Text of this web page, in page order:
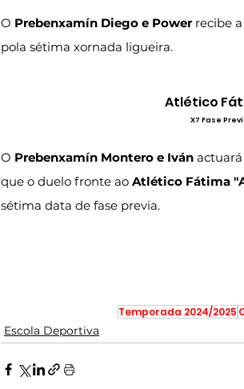
O Prebenxamín Diego e Power recibe a
pola sétima xornada ligueira.
Atlético
X7 Fase
O Prebenxamín Montero e Iván
que o duelo fronte ao Atlético Fátima
sétima data de fase previa.
Temporada 2024/2025
Escola Deportiva